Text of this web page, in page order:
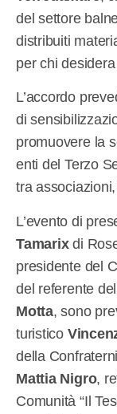
del settore
distribuiti
per chi
L’accordo
di
promuovere la
enti del Terzo
tra
L’evento di
Tamarixdi
presidente del
del referente
Motta, sono
turistico
della
Mattia Nigro,
Comunità “Il